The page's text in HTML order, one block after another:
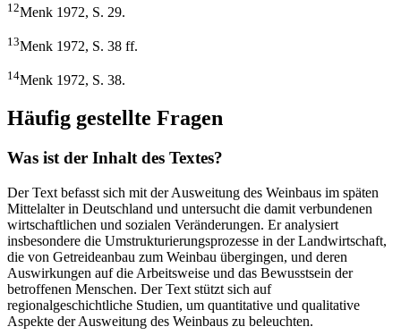
12Menk 1972, S. 29.
13Menk 1972, S. 38 ff.
14Menk 1972, S. 38.
Häufig gestellte Fragen
Was ist der Inhalt des Textes?
Der Text befasst sich mit der Ausweitung des Weinbaus im späten
Mittelalter in Deutschland und untersucht die damit verbundenen
wirtschaftlichen und sozialen Veränderungen. Er analysiert
insbesondere die Umstrukturierungsprozesse in der Landwirtschaft,
die von Getreideanbau zum Weinbau übergingen, und deren
Auswirkungen auf die Arbeitsweise und das Bewusstsein der
betroffenen Menschen. Der Text stützt sich auf
regionalgeschichtliche Studien, um quantitative und qualitative
Aspekte der Ausweitung des Weinbaus zu beleuchten.